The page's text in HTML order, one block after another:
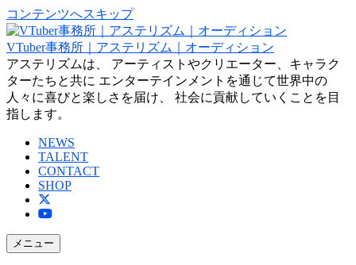
コンテンツへスキップ
VTuber事務所｜アステリズム｜オーディション
アステリズムは、 アーティストやクリエーター、キャラク
ターたちと共に エンターテインメントを通じて世界中の
人々に喜びと楽しさを届け、 社会に貢献していくことを目
指します。
NEWS
TALENT
CONTACT
SHOP
メニュー